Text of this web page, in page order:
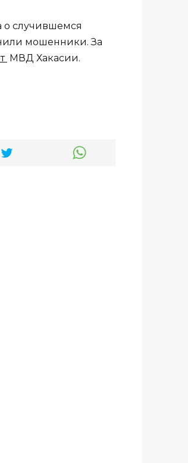
о случившемся
мошенники. За
МВД Хакасии.